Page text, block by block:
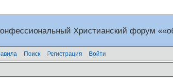
Христианский форум
Поиск Регистрация Войти